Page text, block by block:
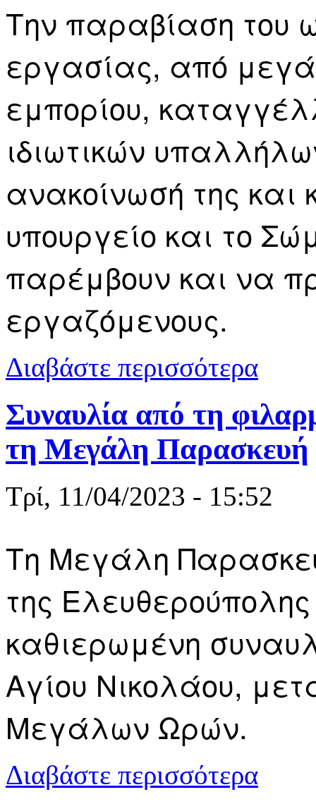
Την παραβίαση του
εργασίας, από
εμπορίου,
ιδιωτικών
ανακοίνωσή της και
υπουργείο και το
παρέμβουν και να
εργαζόμενους.
Διαβάστε περισσότερα
Συναυλία από τη
τη Μεγάλη Παρασκευή
Τρί, 11/04/2023 - 15:52
Τη Μεγάλη
της
καθιερωμένη
Αγίου Νικολάου,
Μεγάλων Ωρών.
Διαβάστε περισσότερα